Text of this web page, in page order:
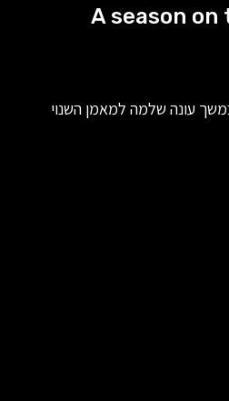
A season
במשך עונה שלמה למאמן השנוי